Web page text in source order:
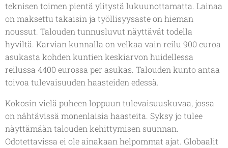
teknisen toimen pientä ylitystä lukuunottamatta. Lainaa
on maksettu takaisin ja työllisyysaste on hieman
noussut. Talouden tunnusluvut näyttävät todella
hyviltä. Karvian kunnalla on velkaa vain reilu 900 euroa
asukasta kohden kuntien keskiarvon huidellessa
reilussa 4400 eurossa per asukas. Talouden kunto antaa
toivoa tulevaisuuden haasteiden edessä.
Kokosin vielä puheen loppuun tulevaisuuskuvaa, jossa
on nähtävissä monenlaisia haasteita. Syksy jo tulee
näyttämään talouden kehittymisen suunnan.
Odotettavissa ei ole ainakaan helpommat ajat. Globaalit